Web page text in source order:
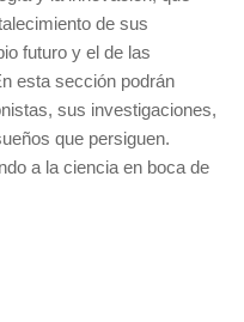
de sus
futuro y el de las
esta sección podrán
sus investigaciones,
que persiguen.
a la ciencia en boca de